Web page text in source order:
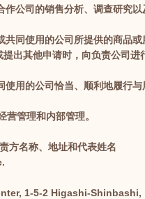
作公司的销售分析、调查研究以
共同使用的公司所提供的商品或
提出其他申请时，向负责公司进
使用的公司恰当、顺利地履行与
管理和内部管理。
方名称、地址和代表姓名
1-5-2 Higashi-Shinbashi,